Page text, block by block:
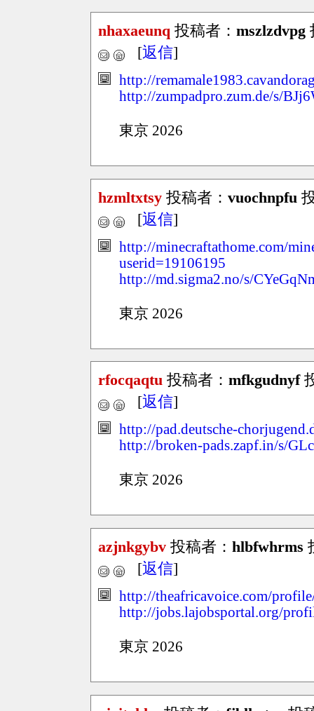
nhaxaeunq 投稿者： mszlzdvpg
[返信]
http://
http://zumpadpro.zum.de/s/
東京 2026
hzmltxtsy 投稿者： vuochnpfu
[返信]
http://minecraftathome.com/
userid=19106195
http://md.sigma2.no/s/
東京 2026
rfocqaqtu 投稿者： mfkgudnyf
[返信]
http://pad.deutsche-
http://broken-pads.zapf.in/s/
東京 2026
azjnkgybv 投稿者： hlbfwhrms
[返信]
http://theafricavoice.com/
http://jobs.lajobsportal.org/
東京 2026